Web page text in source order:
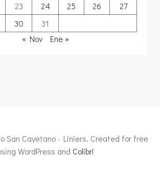
23 24 25 26
27
30
31
« Nov
Ene »
San Cayetano · Liniers. Created for free
WordPress and Colibri